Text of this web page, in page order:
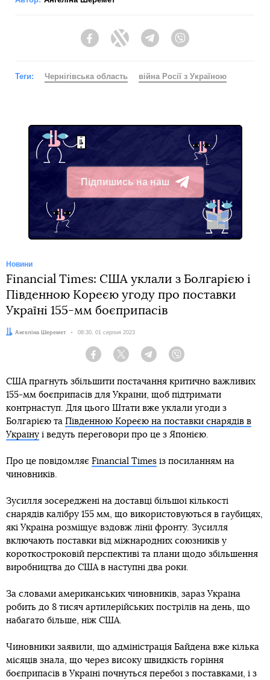
FacebookTwitter Telegram
Теги: Чернігівська область війна Росії з Україною
Підпишись на наш
Telegram
Новини
Financial Times: США уклали з Болгарією і
Південною Кореєю угоду про поставки
Україні 155-мм боєприпасів
Автор:
Ангеліна Шеремет Дата:
08:30, 01 серпня 2023
Facebook Twitter Telegram
США прагнуть збільшити постачання критично важливих
155-мм боєприпасів для України, щоб підтримати
контрнаступ. Для цього Штати вже уклали угоди з
Болгарією та Південною Кореєю на поставки снарядів в
Україну і ведуть переговори про це з Японією.
Про це повідомляє Financial Times із посиланням на
чиновників.
Зусилля зосереджені на доставці більшої кількості
снарядів калібру 155 мм, що використовуються в гаубицях,
які Україна розміщує вздовж лінії фронту. Зусилля
включають поставки від міжнародних союзників у
короткостроковій перспективі та плани щодо збільшення
виробництва до США в наступні два роки.
За словами американських чиновників, зараз Україна
робить до 8 тисяч артилерійських пострілів на день, що
набагато більше, ніж США.
Чиновники заявили, що адміністрація Байдена вже кілька
місяців знала, що через високу швидкість горіння
боєприпасів в Україні почнуться перебої з поставками, і з